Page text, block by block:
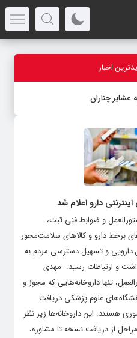
اخبار
دارو اعلام شد
و ضوابط فنی ثبت،
برخط دارو و کالاهای سلامت‌محور
دارویی و تسهیل دسترسی مردم به
و ارتباطات رسید. ‌ مهدی
تنها داروخانه‌هایی که مجوز و
علوم پزشکی دریافت
هستند. این داروخانه‌ها زیر نظر
از دریافت نسخه تا مشاوره،